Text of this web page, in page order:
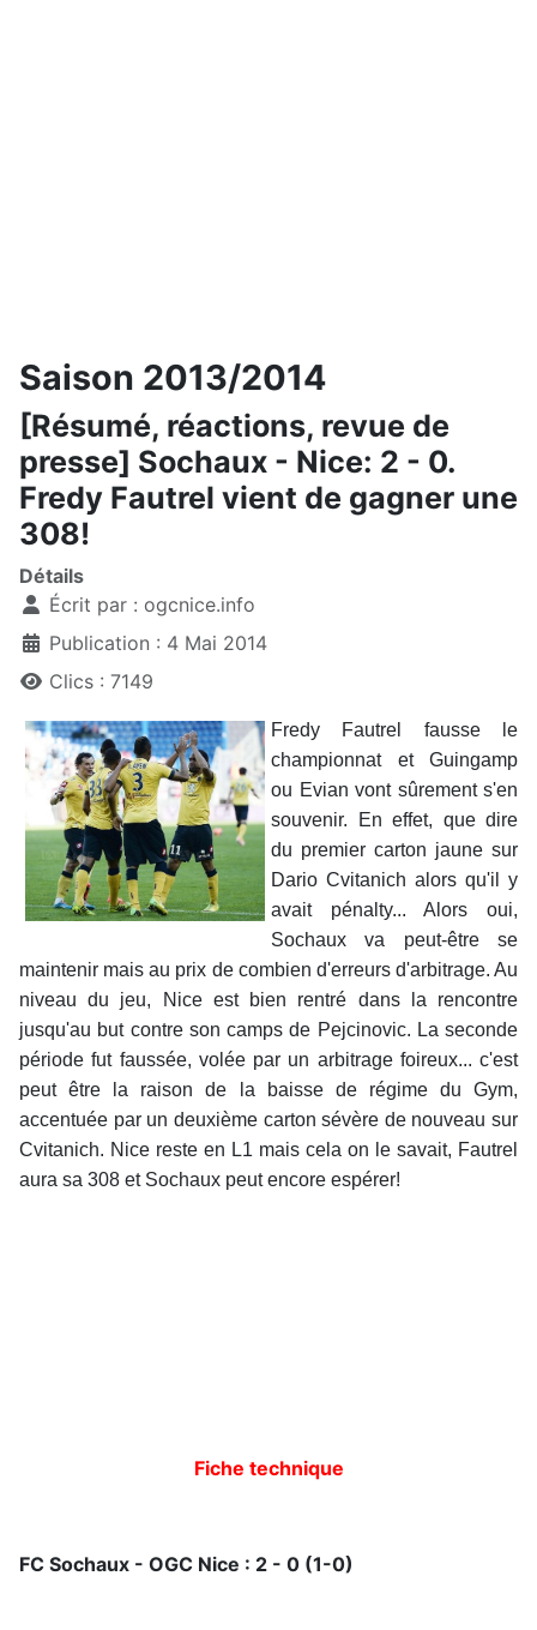
Saison 2013/2014
[Résumé, réactions, revue de
presse] Sochaux - Nice: 2 - 0.
Fredy Fautrel vient de gagner une
308!
Détails
Écrit par : ogcnice.info
Publication : 4 Mai 2014
Clics : 7149
Fredy Fautrel fausse le
championnat et Guingamp
ou Evian vont sûrement s'en
souvenir. En effet, que dire
du premier carton jaune sur
Dario Cvitanich alors qu'il y
avait pénalty... Alors oui,
Sochaux va peut-être se
maintenir mais au prix de combien d'erreurs d'arbitrage. Au
niveau du jeu, Nice est bien rentré dans la rencontre
jusqu'au but contre son camps de Pejcinovic. La seconde
période fut faussée, volée par un arbitrage foireux... c'est
peut être la raison de la baisse de régime du Gym,
accentuée par un deuxième carton sévère de nouveau sur
Cvitanich. Nice reste en L1 mais cela on le savait, Fautrel
aura sa 308 et Sochaux peut encore espérer!
Fiche technique
FC Sochaux - OGC Nice : 2 - 0 (1-0)